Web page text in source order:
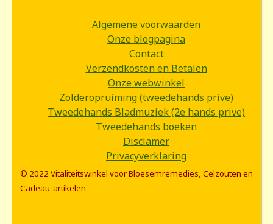
Algemene voorwaarden
Onze blogpagina
Contact
Verzendkosten en Betalen
Onze webwinkel
Zolderopruiming (tweedehands prive)
Tweedehands Bladmuziek (2e hands prive)
Tweedehands boeken
Disclamer
Privacyverklaring
© 2022 Vitaliteitswinkel voor Bloesemremedies, Celzouten en
Cadeau-artikelen